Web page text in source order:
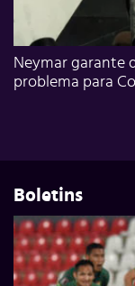
Neymar garante
problema para
Boletins